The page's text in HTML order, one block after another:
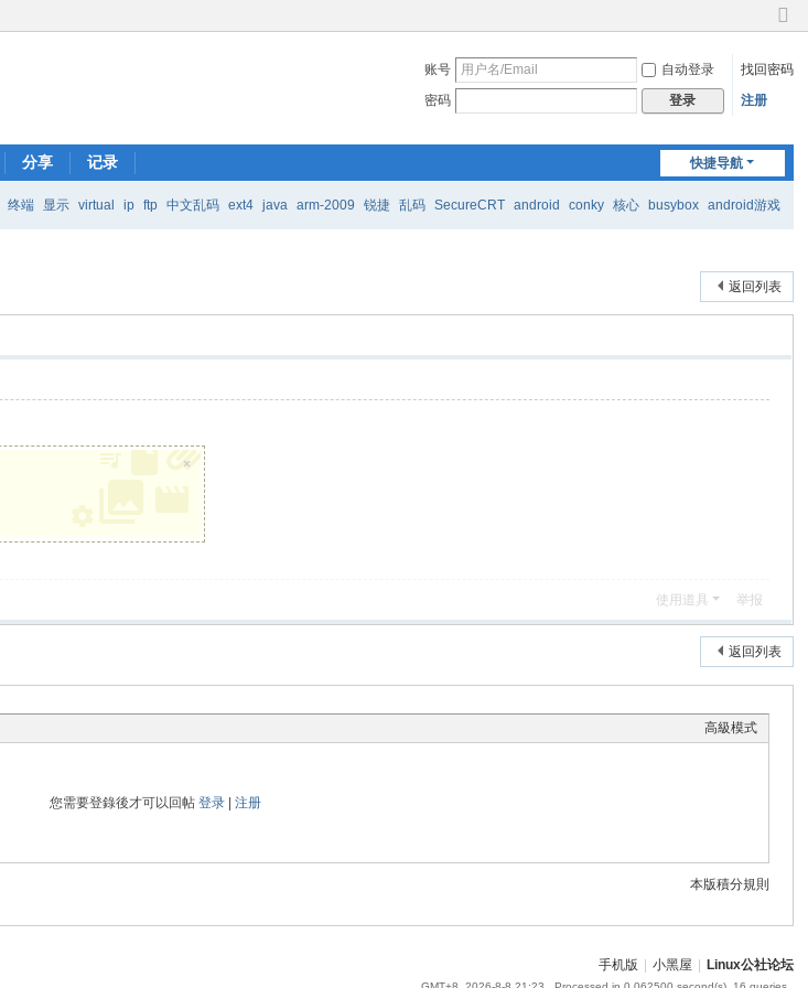
切
到
账号 自动登录
找回密码
密码
登录 注册
快捷导航
分享 记录
终端 显示 virtual ip ftp 中文乱码 ext4 java arm-2009 锐捷 乱码 SecureCRT android conky 核心 busybox android游戏
返回列表
×
使用道具 举报
返回列表
高級模式
您需要登錄後才可以回帖登录 |注册
本版積分規則
手机版 小黑屋 Linux公社论坛